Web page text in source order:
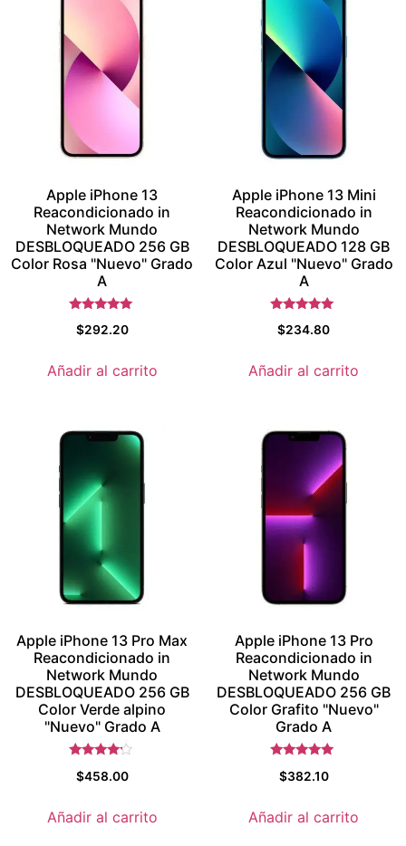
Apple iPhone 13
Reacondicionado in
Network Mundo
DESBLOQUEADO 256 GB
Color Rosa "Nuevo" Grado
A
Valorado con
5.5
$292.20
Añadir al carrito
Apple iPhone 13 Mini
Reacondicionado in
Network Mundo
DESBLOQUEADO 128 GB
Color Azul "Nuevo" Grado
A
Valorado con
5.5
$234.80
Añadir al carrito
Apple iPhone 13 Pro Max
Reacondicionado in
Network Mundo
DESBLOQUEADO 256 GB
Color Verde alpino
"Nuevo" Grado A
con
$458.00
Añadir al carrito
Apple iPhone 13 Pro
Reacondicionado in
Network Mundo
DESBLOQUEADO 256 GB
Color Grafito "Nuevo"
Grado A
con
$382.10
Añadir al carrito